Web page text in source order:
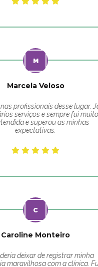
Marcela Veloso
profissionais desse lugar.
serviços e sempre fui muito
e superou as minhas
expectativas.
Caroline Monteiro
deixar de registrar minha
maravilhosa com a clínica.